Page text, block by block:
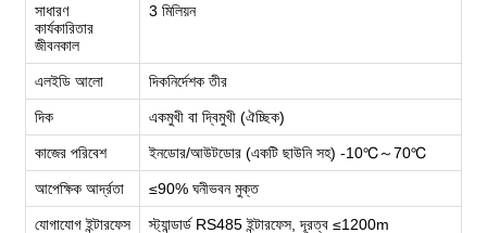
সাধারণ
কার্যকারিতার
জীবনকাল
3 মিলিয়ন
এলইডি আলো দিকনির্দেশক তীর
দিক একমুখী বা দ্বিমুখী (ঐচ্ছিক)
কাজের পরিবেশ ইনডোর/আউটডোর (একটি ছাউনি সহ) -10℃～70℃
আপেক্ষিক আর্দ্রতা ≤90% ঘনীভবন মুক্ত
যোগাযোগ ইন্টারফেস স্ট্যান্ডার্ড RS485 ইন্টারফেস, দূরত্ব ≤1200m